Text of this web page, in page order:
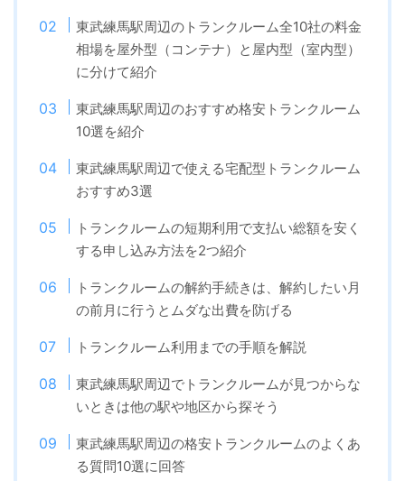
東武練馬駅周辺のトランクルーム全10社の料金
相場を屋外型（コンテナ）と屋内型（室内型）
に分けて紹介
東武練馬駅周辺のおすすめ格安トランクルーム
10選を紹介
東武練馬駅周辺で使える宅配型トランクルーム
おすすめ3選
トランクルームの短期利用で支払い総額を安く
する申し込み方法を2つ紹介
トランクルームの解約手続きは、解約したい月
の前月に行うとムダな出費を防げる
トランクルーム利用までの手順を解説
東武練馬駅周辺でトランクルームが見つからな
いときは他の駅や地区から探そう
東武練馬駅周辺の格安トランクルームのよくあ
る質問10選に回答